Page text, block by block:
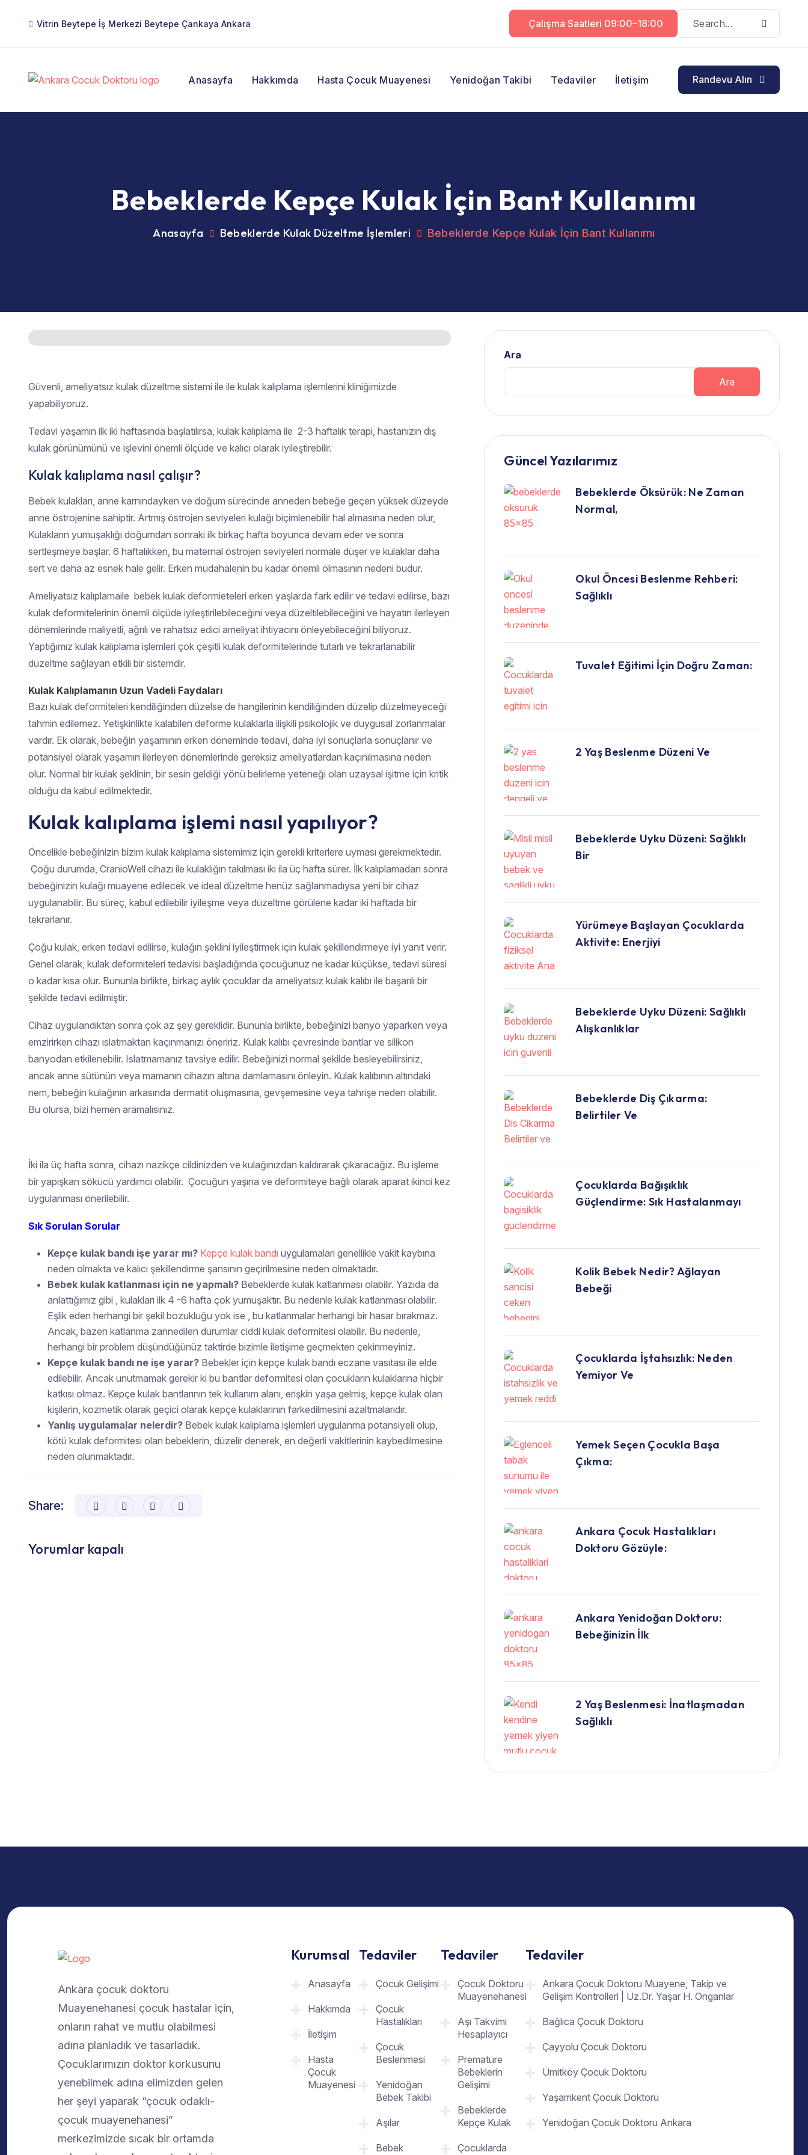
Vitrin Beytepe İş Merkezi Beytepe Çankaya Ankara Çalışma Saatleri 09:00–18:00
Anasayfa Hakkımda Hasta Çocuk Muayenesi Yenidoğan Takibi Tedaviler İletişim Randevu Alın
Bebeklerde Kepçe Kulak İçin Bant Kullanımı
Anasayfa Bebeklerde Kulak Düzeltme İşlemleri Bebeklerde Kepçe Kulak İçin Bant Kullanımı
Güvenli, ameliyatsız kulak düzeltme sistemi ile ile kulak kalıplama işlemlerini kliniğimizde
yapabiliyoruz.
Tedavi yaşamın ilk iki haftasında başlatılırsa, kulak kalıplama ile 2-3 haftalık terapi, hastanızın dış
kulak görünümünü ve işlevini önemli ölçüde ve kalıcı olarak iyileştirebilir.
Kulak kalıplama nasıl çalışır?
Bebek kulakları, anne karnındayken ve doğum sürecinde anneden bebeğe geçen yüksek düzeyde
anne östrojenine sahiptir. Artmış östrojen seviyeleri kulağı biçimlenebilir hal almasına neden olur,
Kulakların yumuşaklığı doğumdan sonraki ilk birkaç hafta boyunca devam eder ve sonra
sertleşmeye başlar. 6 haftalıkken, bu maternal östrojen seviyeleri normale düşer ve kulaklar daha
sert ve daha az esnek hale gelir. Erken müdahalenin bu kadar önemli olmasının nedeni budur.
​Ameliyatsız kalıplamaile bebek kulak deformieteleri erken yaşlarda fark edilir ve tedavi edilirse, bazı
kulak deformitelerinin önemli ölçüde iyileştirilebileceğini veya düzeltilebileceğini ve hayatın ilerleyen
dönemlerinde maliyetli, ağrılı ve rahatsız edici ameliyat ihtiyacını önleyebileceğini biliyoruz.
Yaptığımız kulak kalıplama işlemleri çok çeşitli kulak deformitelerinde tutarlı ve tekrarlanabilir
düzeltme sağlayan etkili bir sistemdir.
Kulak Kalıplamanın Uzun Vadeli Faydaları
Bazı kulak deformiteleri kendiliğinden düzelse de hangilerinin kendiliğinden düzelip düzelmeyeceği
tahmin edilemez. Yetişkinlikte kalabilen deforme kulaklarla ilişkili psikolojik ve duygusal zorlanmalar
vardır. Ek olarak, bebeğin yaşamının erken döneminde tedavi, daha iyi sonuçlarla sonuçlanır ve
potansiyel olarak yaşamın ilerleyen dönemlerinde gereksiz ameliyatlardan kaçınılmasına neden
olur. Normal bir kulak şeklinin, bir sesin geldiği yönü belirleme yeteneği olan uzaysal işitme için kritik
olduğu da kabul edilmektedir.
Kulak kalıplama işlemi nasıl yapılıyor?​
Öncelikle bebeğinizin bizim kulak kalıplama sistemimiz için gerekli kriterlere uyması gerekmektedır.
Çoğu durumda, CranioWell cihazı ile kulaklığın takılması iki ila üç hafta sürer. İlk kalıplamadan sonra
bebeğinizin kulağı muayene edilecek ve ideal düzeltme henüz sağlanmadıysa yeni bir cihaz
uygulanabilir. Bu süreç, kabul edilebilir iyileşme veya düzeltme görülene kadar iki haftada bir
tekrarlanır.
Çoğu kulak, erken tedavi edilirse, kulağın şeklini iyileştirmek için kulak şekillendirmeye iyi yanıt verir.
Genel olarak, kulak deformiteleri tedavisi başladığında çocuğunuz ne kadar küçükse, tedavi süresi
o kadar kısa olur. Bununla birlikte, birkaç aylık çocuklar da ameliyatsız kulak kalıbı ile başarılı bir
şekilde tedavi edilmiştir.
Cihaz uygulandıktan sonra çok az şey gereklidir. Bununla birlikte, bebeğinizi banyo yaparken veya
emzirirken cihazı ıslatmaktan kaçınmanızı öneririz. Kulak kalıbı çevresinde bantlar ve silikon
banyodan etkilenebilir. Islatmamanız tavsiye edilir. Bebeğinizi normal şekilde besleyebilirsiniz,
ancak anne sütünün veya mamanın cihazın altına damlamasını önleyin. Kulak kalıbının altındaki
nem, bebeğin kulağının arkasında dermatit oluşmasına, gevşemesine veya tahrişe neden olabilir.
Bu olursa, bizi hemen aramalısınız.
İki ila üç hafta sonra, cihazı nazikçe cildinizden ve kulağınızdan kaldırarak çıkaracağız. Bu işleme
bir yapışkan sökücü yardımcı olabilir. Çocuğun yaşına ve deformiteye bağlı olarak aparat ikinci kez
uygulanması önerilebilir.
Sık Sorulan Sorular
Kepçe kulak bandı işe yarar mı? Kepçe kulak bandı uygulamaları genellikle vakit kaybına
neden olmakta ve kalıcı şekillendirme şansının geçirilmesine neden olmaktadır.
Bebek kulak katlanması için ne yapmalı? Bebeklerde kulak katlanması olabilir. Yazıda da
anlattığımız gibi , kulakları ilk 4 -6 hafta çok yumuşaktır. Bu nedenle kulak katlanması olabilir.
Eşlik eden herhangi bir şekil bozukluğu yok ise , bu katlanmalar herhangi bir hasar bırakmaz.
Ancak, bazen katlanma zannedilen durumlar ciddi kulak deformitesi olabilir. Bu nedenle,
herhangi bir problem düşündüğünüz taktirde bizimle iletişime geçmekten çekinmeyiniz.
Kepçe kulak bandı ne işe yarar? Bebekler için kepçe kulak bandı eczane vasıtası ile elde
edilebilir. Ancak unutmamak gerekir ki bu bantlar deformitesi olan çocukların kulaklarına hiçbir
katkısı olmaz. Kepçe kulak bantlarının tek kullanım alanı, erişkin yaşa gelmiş, kepçe kulak olan
kişilerin, kozmetik olarak geçici olarak kepçe kulaklarının farkedilmesini azaltmalarıdır.
Yanlış uygulamalar nelerdir? Bebek kulak kalıplama işlemleri uygulanma potansiyeli olup,
kötü kulak deformitesi olan bebeklerin, düzelir denerek, en değerli vakitlerinin kaybedilmesine
neden olunmaktadır.
Share:
Yorumlar kapalı
Ara
Ara
Güncel Yazılarımız
Bebeklerde Öksürük: Ne Zaman
Normal,
Okul Öncesi Beslenme Rehberi:
Sağlıklı
Tuvalet Eğitimi İçin Doğru Zaman:
2 Yaş Beslenme Düzeni Ve
Bebeklerde Uyku Düzeni: Sağlıklı
Bir
Yürümeye Başlayan Çocuklarda
Aktivite: Enerjiyi
Bebeklerde Uyku Düzeni: Sağlıklı
Alışkanlıklar
Bebeklerde Diş Çıkarma:
Belirtiler Ve
Çocuklarda Bağışıklık
Güçlendirme: Sık Hastalanmayı
Kolik Bebek Nedir? Ağlayan
Bebeği
Çocuklarda İştahsızlık: Neden
Yemiyor Ve
Yemek Seçen Çocukla Başa
Çıkma:
Ankara Çocuk Hastalıkları
Doktoru Gözüyle:
Ankara Yenidoğan Doktoru:
Bebeğinizin İlk
2 Yaş Beslenmesi: İnatlaşmadan
Sağlıklı
Ankara çocuk doktoru
Muayenehanesi çocuk hastalar için,
onların rahat ve mutlu olabilmesi
adına planladık ve tasarladık.
Çocuklarımızın doktor korkusunu
yenebilmek adına elimizden gelen
her şeyi yaparak “çocuk odaklı-
çocuk muayenehanesi”
merkezimizde sıcak bir ortamda
Kurumsal
Anasayfa
Hakkımda
İletişim
Hasta
Çocuk
Muayenesi
Tedaviler
Çocuk Gelişimi
Çocuk
Hastalıkları
Çocuk
Beslenmesi
Yenidoğan
Bebek Takibi
Aşılar
Bebek
Tedaviler
Çocuk Doktoru
Muayenehanesi
Aşı Takvimi
Hesaplayıcı
Prematüre
Bebeklerin
Gelişimi
Bebeklerde
Kepçe Kulak
Çocuklarda
Tedaviler
Ankara Çocuk Doktoru Muayene, Takip ve
Gelişim Kontrolleri | Uz.Dr. Yaşar H. Onganlar
Bağlıca Çocuk Doktoru
Çayyolu Çocuk Doktoru
Ümitköy Çocuk Doktoru
Yaşamkent Çocuk Doktoru
Yenidoğan Çocuk Doktoru Ankara